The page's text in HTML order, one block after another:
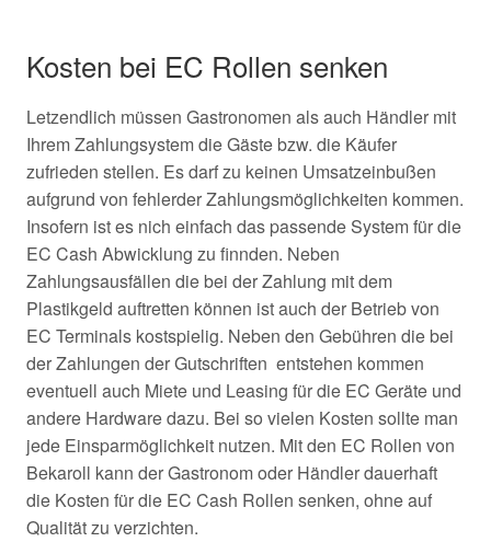
Kosten bei EC Rollen senken
Letzendlich müssen Gastronomen als auch Händler mit
Ihrem Zahlungsystem die Gäste bzw. die Käufer
zufrieden stellen. Es darf zu keinen Umsatzeinbußen
aufgrund von fehlerder Zahlungsmöglichkeiten kommen.
Insofern ist es nich einfach das passende System für die
EC Cash Abwicklung zu finnden. Neben
Zahlungsausfällen die bei der Zahlung mit dem
Plastikgeld auftretten können ist auch der Betrieb von
EC Terminals kostspielig. Neben den Gebühren die bei
der Zahlungen der Gutschriften entstehen kommen
eventuell auch Miete und Leasing für die EC Geräte und
andere Hardware dazu. Bei so vielen Kosten sollte man
jede Einsparmöglichkeit nutzen. Mit den EC Rollen von
Bekaroll kann der Gastronom oder Händler dauerhaft
die Kosten für die EC Cash Rollen senken, ohne auf
Qualität zu verzichten.